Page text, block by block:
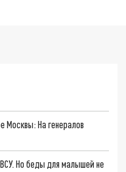
Москвы: На генералов
Но беды для малышей не